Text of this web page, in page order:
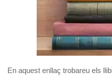
En aquest enllaç trobareu els